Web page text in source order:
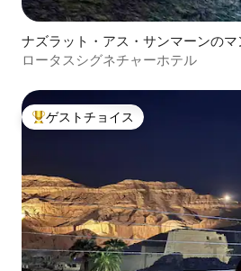
ナズラット・アス・サンマーンのマ
アパート
ロータスシグネチャーホテル
大好評のゲストチョイスです。
ゲストチョイス